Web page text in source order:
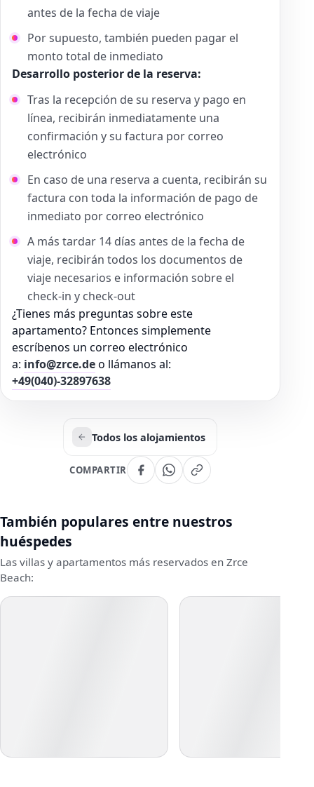
antes de la fecha de viaje
Por supuesto, también pueden pagar el
monto total de inmediato
Desarrollo posterior de la reserva:
Tras la recepción de su reserva y pago en
línea, recibirán inmediatamente una
confirmación y su factura por correo
electrónico
En caso de una reserva a cuenta, recibirán su
factura con toda la información de pago de
inmediato por correo electrónico
A más tardar 14 días antes de la fecha de
viaje, recibirán todos los documentos de
viaje necesarios e información sobre el
check-in y check-out
¿Tienes más preguntas sobre este
apartamento? Entonces simplemente
escríbenos un correo electrónico
a: info@zrce.deo llámanos al:
+49(040)-32897638
Todos los alojamientos
COMPARTIR
También populares entre nuestros
huéspedes
Las villas y apartamentos más reservados en Zrce
Beach: